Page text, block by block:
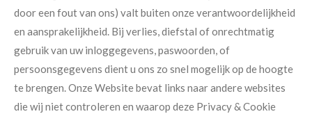
door een fout van ons) valt buiten onze verantwoordelijkheid
en aansprakelijkheid. Bij verlies, diefstal of onrechtmatig
gebruik van uw inloggegevens, paswoorden, of
persoonsgegevens dient u ons zo snel mogelijk op de hoogte
te brengen. Onze Website bevat links naar andere websites
die wij niet controleren en waarop deze Privacy & Cookie